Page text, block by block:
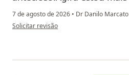
7 de agosto de 2026 • Dr Danilo Marcato
na opinião do utilizador SSPP
Solicitar revisão